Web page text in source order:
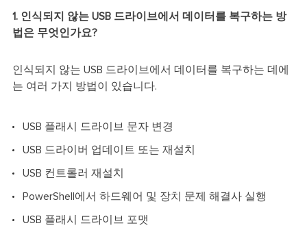
1. 인식되지 않는 USB 드라이브에서 데이터를 복구하는 방
법은 무엇인가요?
인식되지 않는 USB 드라이브에서 데이터를 복구하는 데에
는 여러 가지 방법이 있습니다.
USB 플래시 드라이브 문자 변경
USB 드라이버 업데이트 또는 재설치
USB 컨트롤러 재설치
PowerShell에서 하드웨어 및 장치 문제 해결사 실행
USB 플래시 드라이브 포맷